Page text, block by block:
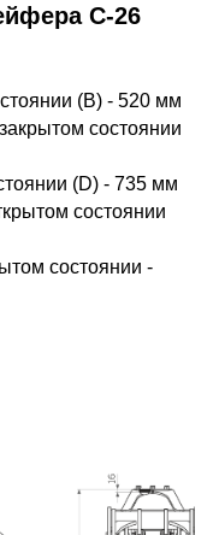
С-26
(B) - 520 мм
состоянии
(D) - 735 мм
состоянии
состоянии -